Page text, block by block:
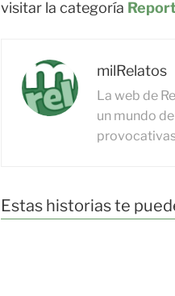
visitar la categoría
milRelatos
La web de
un mundo
Estas historias te